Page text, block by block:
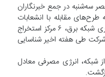
سه‌شنبه در جمع خبرنگاران
طرح‌های مقابله با انشعابات
غیرمجاز و به‌منظور صیانت از پایداری شبکه برق، ۶ مرکز استخراج
طی هفته اخیر شناسایی
شبکه، انرژی مصرفی معادل